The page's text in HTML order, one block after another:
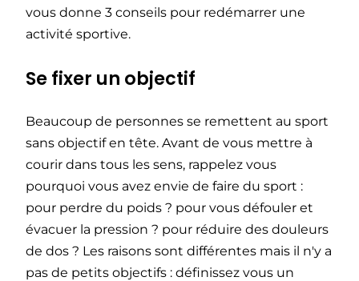
vous donne 3 conseils pour redémarrer une
activité sportive.
Se fixer un objectif
Beaucoup de personnes se remettent au sport
sans objectif en tête. Avant de vous mettre à
courir dans tous les sens, rappelez vous
pourquoi vous avez envie de faire du sport :
pour perdre du poids ? pour vous défouler et
évacuer la pression ? pour réduire des douleurs
de dos ? Les raisons sont différentes mais il n'y a
pas de petits objectifs : définissez vous un